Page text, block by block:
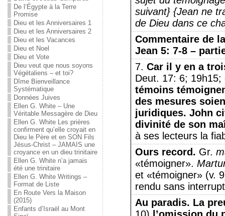
De l’Égypte à la Terre
Promise
Dieu et les Anniversaires 1
Dieu et les Anniversaires 2
Dieu et les Vacances
Dieu et Noel
Dieu et Vote
Dieu veut que nous soyons
Végétaliens – et toi?
Dîme Bienveillance
Systématique
Données Juives
Ellen G. White – Une
Véritable Messagère de Dieu
Ellen G. White Les prières
confirment qu’elle croyait en
Dieu le Père et en SON Fils
Jésus-Christ – JAMAIS une
croyance en un dieu trinitaire
Ellen G. White n’a jamais
été une trinitaire
Ellen G. White Writings –
Format de Liste
En Route Vers la Maison
(2015)
Enfants d’Israël au Mont
suivant} {Jean ne
de Dieu dans ce
Commentaire de
Jean 5: 7-8 –
7. Car il y en a
Deut. 17: 6;
témoins
des mesures
juridiques. John
divinité de son
à ses lecteurs la
Ours record. Gr.
«témoigner».
et «témoigner» (v.
rendu sans
Au paradis. La